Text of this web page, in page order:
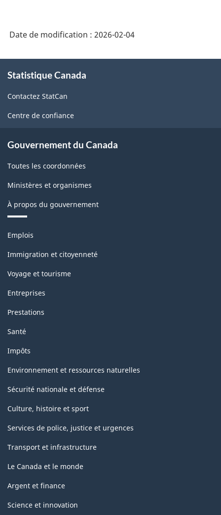
Date de modification : 2026-02-04
propos
ce
site
Statistique Canada
Contactez StatCan
Centre de confiance
Gouvernement du Canada
Toutes les coordonnées
Ministères et organismes
À propos du gouvernement
Thèmes
sujets
Emplois
Immigration et citoyenneté
Voyage et tourisme
Entreprises
Prestations
Santé
Impôts
Environnement et ressources naturelles
Sécurité nationale et défense
Culture, histoire et sport
Services de police, justice et urgences
Transport et infrastructure
Le Canada et le monde
Argent et finance
Science et innovation